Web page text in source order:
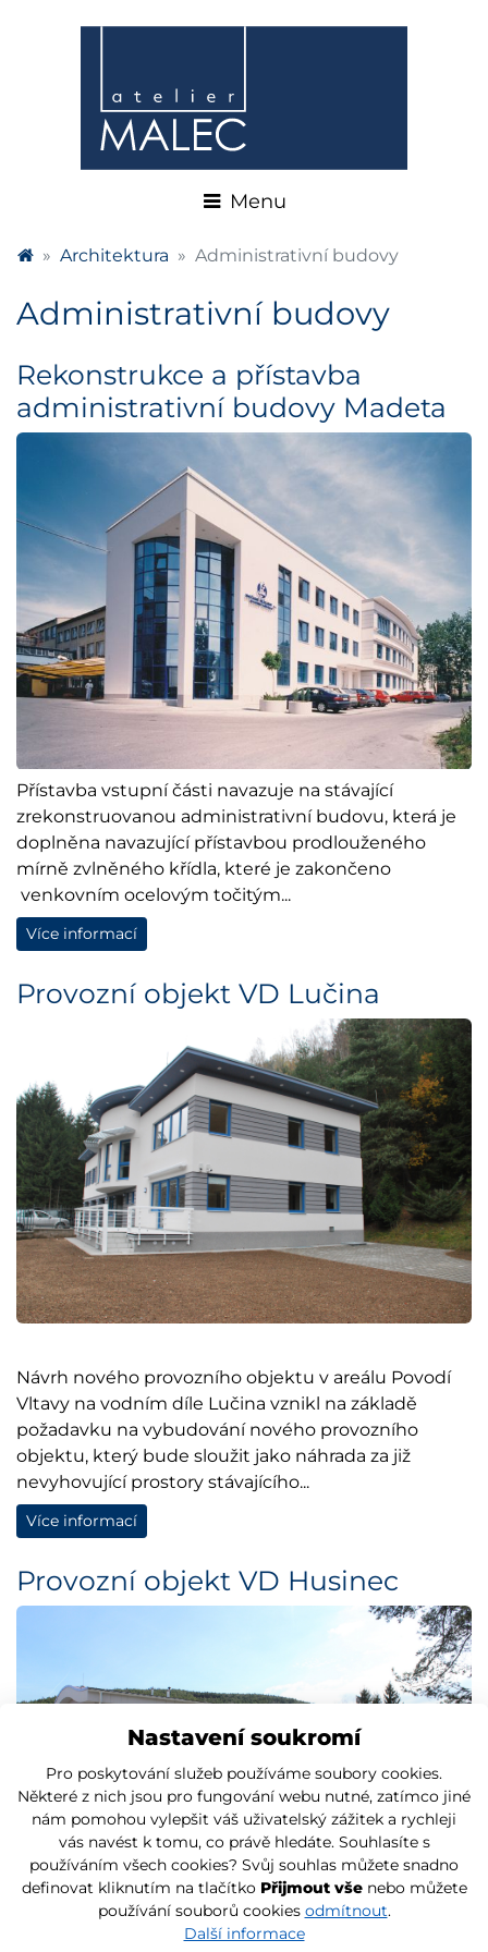
Nastavení soukromí
Pro poskytování služeb používáme soubory cookies.
Některé z nich jsou pro fungování webu nutné, zatímco jiné
nám pomohou vylepšit váš uživatelský zážitek a rychleji
vás navést k tomu, co právě hledáte. Souhlasíte s
používáním všech cookies? Svůj souhlas můžete snadno
definovat kliknutím na tlačítko Přijmout všenebo můžete
používání souborů cookies odmítnout.
Další informace
Architektura Administrativní budovy
Administrativní budovy
Rekonstrukce a přístavba
administrativní budovy Madeta
Přístavba vstupní části navazuje na stávající
zrekonstruovanou administrativní budovu, která je
doplněna navazující přístavbou prodlouženého
mírně zvlněného křídla, které je zakončeno
venkovním ocelovým točitým...
Více informací
Provozní objekt VD Lučina
Návrh nového provozního objektu v areálu Povodí
Vltavy na vodním díle Lučina vznikl na základě
požadavku na vybudování nového provozního
objektu, který bude sloužit jako náhrada za již
nevyhovující prostory stávajícího...
Více informací
Provozní objekt VD Husinec